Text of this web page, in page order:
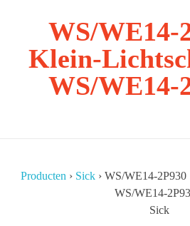
CYP Trading
Professionelle Ersatzteilbeschaffung
WS/WE14-
Klein-
WS/WE14-
Producten › Sick › WS/WE14-
WS/WE14-
Sick